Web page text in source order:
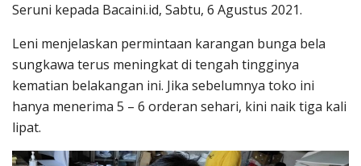
Seruni kepada Bacaini.id, Sabtu, 6 Agustus 2021.
Leni menjelaskan permintaan karangan bunga bela
sungkawa terus meningkat di tengah tingginya
kematian belakangan ini. Jika sebelumnya toko ini
hanya menerima 5 – 6 orderan sehari, kini naik tiga kali
lipat.